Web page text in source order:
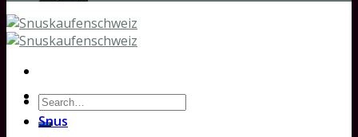
Search
for:
Snus